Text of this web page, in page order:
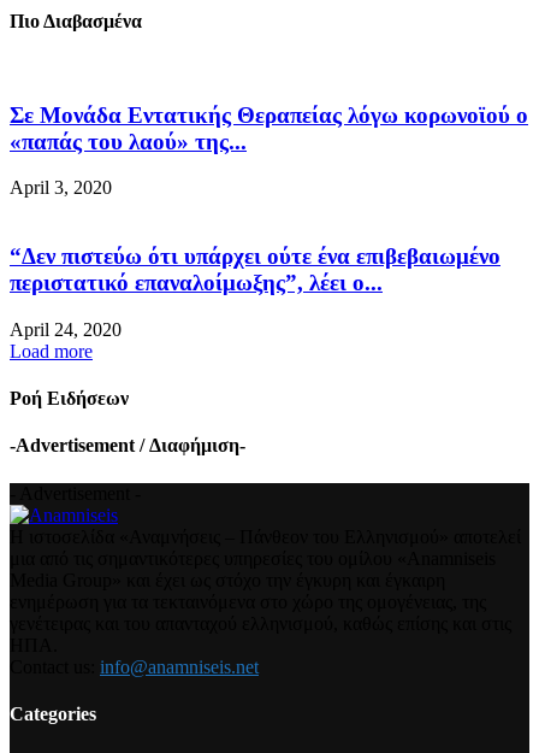
Πιο Διαβασμένα
Σε Μονάδα Εντατικής Θεραπείας λόγω κορωνοϊού ο
«παπάς του λαού» της...
April 3, 2020
“Δεν πιστεύω ότι υπάρχει ούτε ένα επιβεβαιωμένο
περιστατικό επαναλοίμωξης”, λέει ο...
April 24, 2020
Load more
Ροή Ειδήσεων
-Advertisement / Διαφήμιση-
info@anamniseis.net
Categories